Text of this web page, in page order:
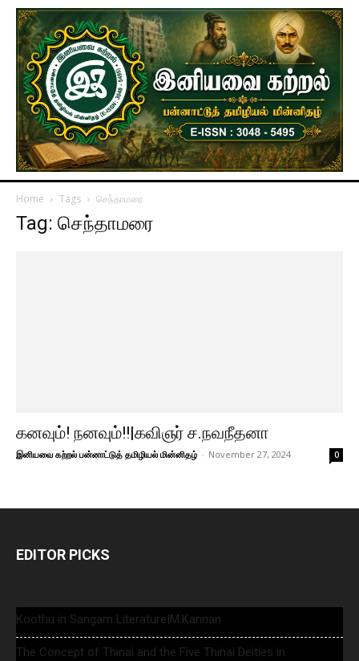
Home Tags செந்தாமரை
Tag: செந்தாமரை
கனவும்! நனவும்!!|கவிஞர் ச.நவநீதனா
இனியவை கற்றல் பன்னாட்டுத் தமிழியல் மின்னிதழ் - November 27, 2024 0
EDITOR PICKS
Koothu in Sangam Literature|M.Kannan
The Concept of Thinai and the Five Thinai Deities in